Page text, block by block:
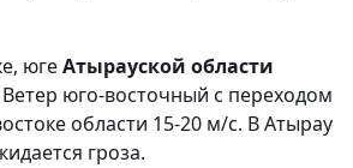
югеАтырауской области
юго-восточный с переходом
области 15-20 м/с. В Атырау
гроза.